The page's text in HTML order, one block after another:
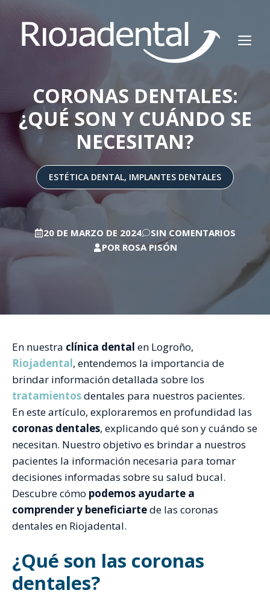
contenido
CORONAS DENTALES:
¿QUÉ SON Y CUÁNDO SE
NECESITAN?
ESTÉTICA DENTAL, IMPLANTES DENTALES
20 DE MARZO DE 2024
SIN COMENTARIOS
POR ROSA PISÓN
En nuestra clínica dental en Logroño,
Riojadental, entendemos la importancia de
brindar información detallada sobre los
tratamientosdentales para nuestros pacientes.
En este artículo, exploraremos en profundidad las
coronas dentales, explicando qué son y cuándo se
necesitan. Nuestro objetivo es brindar a nuestros
pacientes la información necesaria para tomar
decisiones informadas sobre su salud bucal.
Descubre cómo podemos ayudarte a
comprender y beneficiartede las coronas
dentales en Riojadental.
¿Qué son las coronas
dentales?